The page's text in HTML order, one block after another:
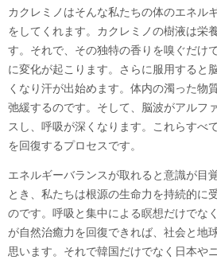
カクレミノはそんな私たちの体のエネル
をしてくれます。カクレミノの樹液は栄
す。それで、その独特の香りを嗅ぐだけ
に変化が起こります。さらに服用すると
くなり汗が出始めます。体内の濁った物
弛緩するのです。そして、脳波がアルフ
スし、呼吸が深くなります。これらすべ
を回復するプロセスです。
エネルギーバランスが取れると意識が目
とき、私たちは根源の生命力を持続的に
のです。呼吸と集中による瞑想だけでな
が自然治癒力を回復できれば、社会と地
思います。それで韓国だけでなく日本や